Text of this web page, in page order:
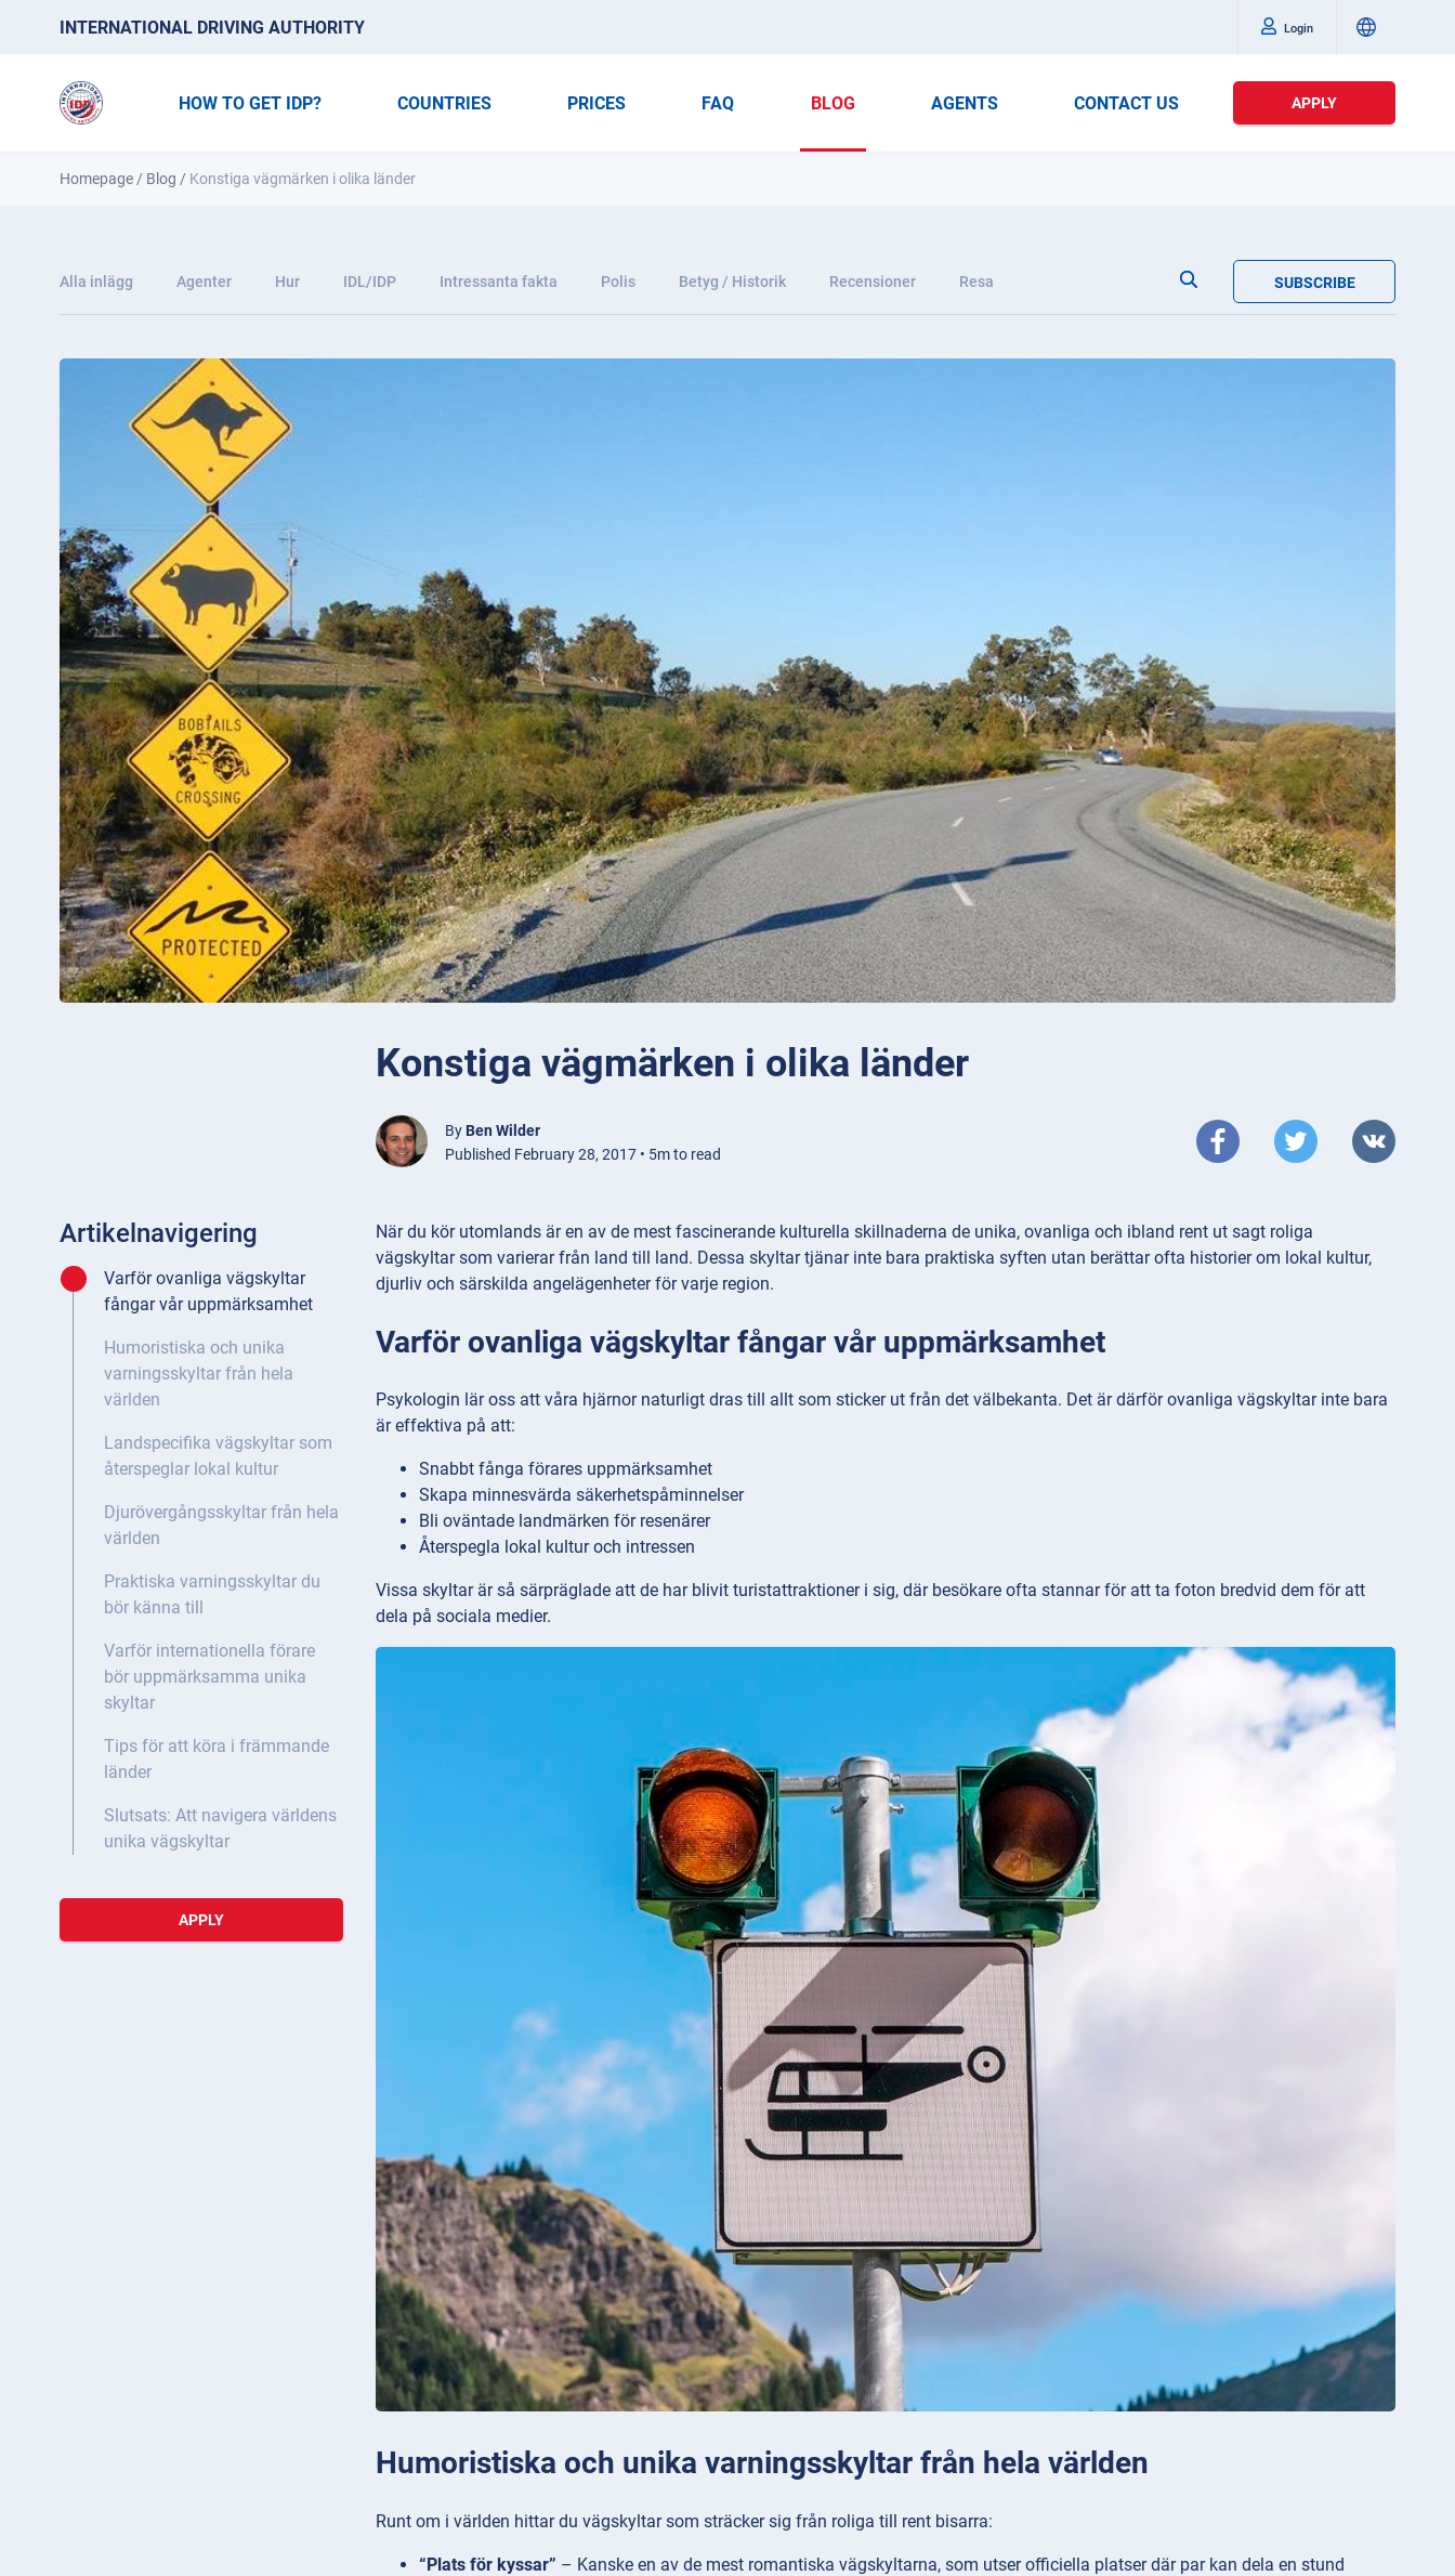
INTERNATIONAL DRIVING AUTHORITY Login
HOW TO GET IDP? COUNTRIES PRICES FAQ BLOG AGENTS CONTACT US APPLY
Homepage / Blog / Konstiga vägmärken i olika länder
Alla inlägg Agenter Hur IDL/IDP Intressanta fakta Polis Betyg / Historik Recensioner Resa SUBSCRIBE
Konstiga vägmärken i olika länder
By Ben Wilder
Published February 28, 2017 • 5m to read
Artikelnavigering
Varför ovanliga vägskyltar
fångar vår uppmärksamhet
Humoristiska och unika
varningsskyltar från hela
världen
Landspecifika vägskyltar som
återspeglar lokal kultur
Djurövergångsskyltar från hela
världen
Praktiska varningsskyltar du
bör känna till
Varför internationella förare
bör uppmärksamma unika
skyltar
Tips för att köra i främmande
länder
Slutsats: Att navigera världens
unika vägskyltar
APPLY
När du kör utomlands är en av de mest fascinerande kulturella skillnaderna de unika, ovanliga och ibland rent ut sagt roliga
vägskyltar som varierar från land till land. Dessa skyltar tjänar inte bara praktiska syften utan berättar ofta historier om lokal kultur,
djurliv och särskilda angelägenheter för varje region.
Varför ovanliga vägskyltar fångar vår uppmärksamhet
Psykologin lär oss att våra hjärnor naturligt dras till allt som sticker ut från det välbekanta. Det är därför ovanliga vägskyltar inte bara
är effektiva på att:
Snabbt fånga förares uppmärksamhet
Skapa minnesvärda säkerhetspåminnelser
Bli oväntade landmärken för resenärer
Återspegla lokal kultur och intressen
Vissa skyltar är så särpräglade att de har blivit turistattraktioner i sig, där besökare ofta stannar för att ta foton bredvid dem för att
dela på sociala medier.
Humoristiska och unika varningsskyltar från hela världen
Runt om i världen hittar du vägskyltar som sträcker sig från roliga till rent bisarra:
“Plats för kyssar” – Kanske en av de mest romantiska vägskyltarna, som utser officiella platser där par kan dela en stund